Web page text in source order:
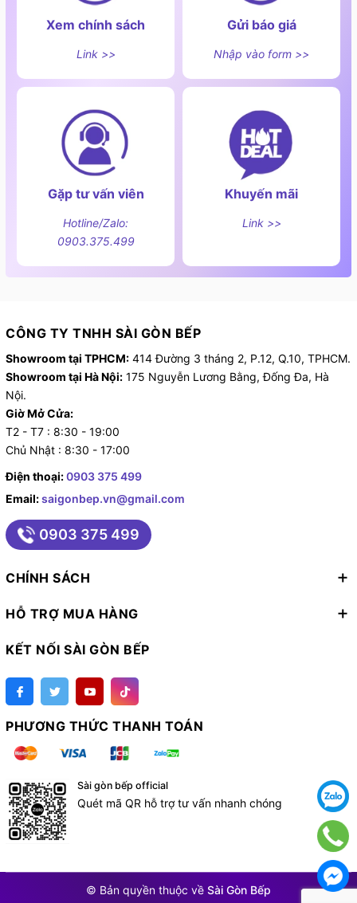
Xem chính sách
Link >>
Gửi báo giá
Nhập vào form >>
Gặp tư vấn viên
Hotline/Zalo:
0903.375.499
Khuyến mãi
Link >>
CÔNG TY TNHH SÀI GÒN BẾP
Showroom tại TPHCM: 414 Đường 3 tháng 2, P.12, Q.10, TPHCM.
Showroom tại Hà Nội: 175 Nguyễn Lương Bằng, Đống Đa, Hà
Nội.
Giờ Mở Cửa:
T2 - T7 : 8:30 - 19:00
Chủ Nhật : 8:30 - 17:00
Điện thoại:0903 375 499
Email:saigonbep.vn@gmail.com
0903 375 499
CHÍNH SÁCH
HỖ TRỢ MUA HÀNG
KẾT NỐI SÀI GÒN BẾP
PHƯƠNG THỨC THANH TOÁN
Sài gòn bếp official
Quét mã QR hỗ trợ tư vấn nhanh chóng
© Bản quyền thuộc về Sài Gòn Bếp